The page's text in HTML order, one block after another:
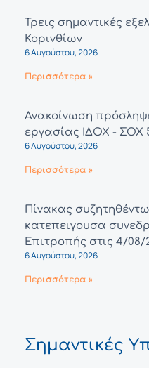
Τρεις σημαντικές
Κορινθίων
6 Αυγούστου, 2026
Περισσότερα »
Ανακοίνωση
εργασίας ΙΔΟΧ - ΣΟΧ
6 Αυγούστου, 2026
Περισσότερα »
Πίνακας
κατεπειγουσα
Επιτροπής στις 4/08/
6 Αυγούστου, 2026
Περισσότερα »
Σημαντικές